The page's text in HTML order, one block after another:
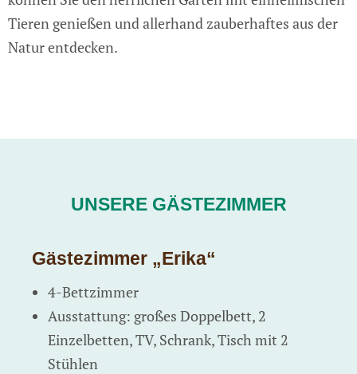
Tieren genießen und allerhand zauberhaftes aus der
Natur entdecken.
UNSERE GÄSTEZIMMER
Gästezimmer „Erika“
4-Bettzimmer
Ausstattung: großes Doppelbett, 2
Einzelbetten, TV, Schrank, Tisch mit 2
Stühlen